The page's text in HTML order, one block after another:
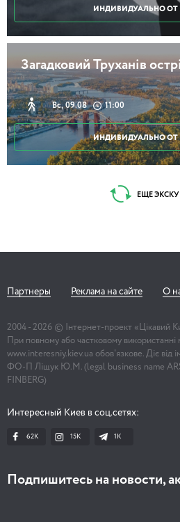
ИНДИВИДУАЛЬНО ОТ
Загадковий Труханів
Вс, 09.08 11:00
ИНДИВИДУАЛЬНО ОТ
ЕЩЕ
Партнеры Реклама на сайте О
2004 - 2026 © Інтернет-проект «Цікавий
При повному або частковому використанні
www.interesniy.kiev.ua обов'язкове. Діє
ФО-П Ліщук Ю.М. (legal business name
FINBERG)
Интересный Киев в соц.сетях:
62K 15K 1К
Подпишитесь на новости,